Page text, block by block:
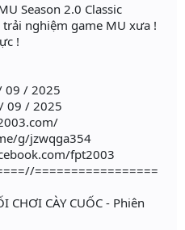
Season 2.0 Classic
nghiệm game MU xưa !
!
09 / 2025
09 / 2025
g/jzwqga354
fpt2003
=================
CHƠI CÀY CUỐC - Phiên